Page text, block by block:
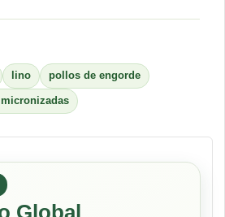
lino pollos de engorde